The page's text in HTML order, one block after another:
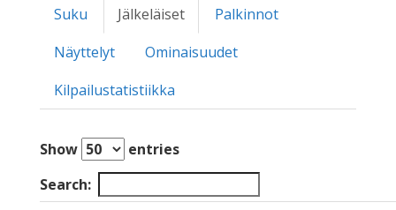
Suku Jälkeläiset
Palkinnot
Näyttelyt
Ominaisuudet
Kilpailustatistiikka
Show
entries
Search: